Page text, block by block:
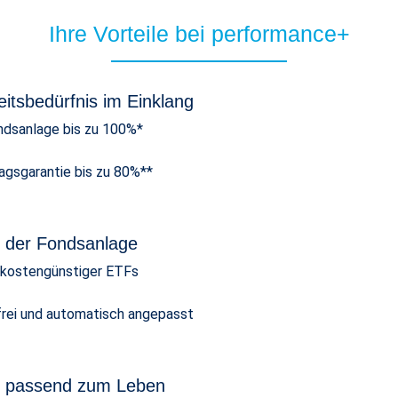
Ihre Vorteile bei performance+
im Einklang
bis zu 100%*
bis zu 80%**
Fondsanlage
ETFs
und automatisch angepasst
zum Leben